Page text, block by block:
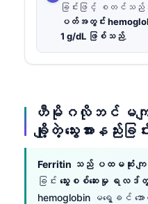
ခြင်းဖြင့် စတင်သည်
ပတ်အတွင်း
1 g/dL ဖြစ်သည်.
ဟီမိုဂလိုဘင် မကျသ
ချို့တဲ့ သွေးအားနည်းခ
Ferritin သည် ပထမဆုံး
ခြင်း သွေးစစ်ဆေးမှု ရလဒ်
hemoglobin မရွေ့ခင် အ